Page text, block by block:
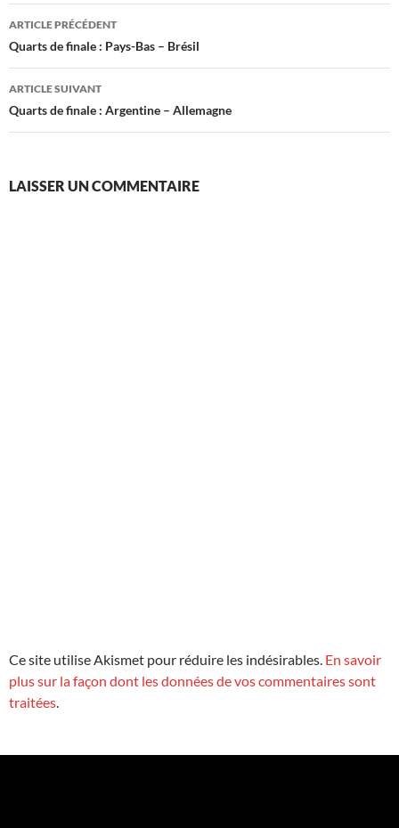
Navigation
des
articles
ARTICLE PRÉCÉDENT
Quarts de finale : Pays-Bas – Brésil
ARTICLE SUIVANT
Quarts de finale : Argentine – Allemagne
LAISSER UN COMMENTAIRE
Ce site utilise Akismet pour réduire les indésirables. En savoir
plus sur la façon dont les données de vos commentaires sont
traitées.